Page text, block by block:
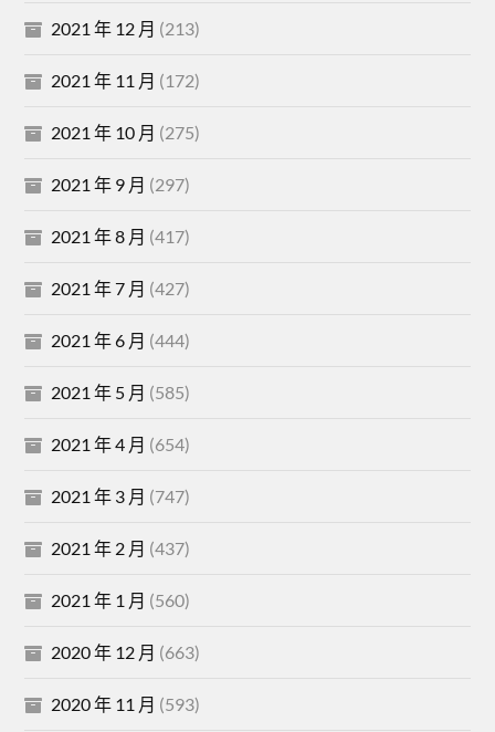
2021 年 12 月 (213)
2021 年 11 月 (172)
2021 年 10 月 (275)
2021 年 9 月 (297)
2021 年 8 月 (417)
2021 年 7 月 (427)
2021 年 6 月 (444)
2021 年 5 月 (585)
2021 年 4 月 (654)
2021 年 3 月 (747)
2021 年 2 月 (437)
2021 年 1 月 (560)
2020 年 12 月 (663)
2020 年 11 月 (593)